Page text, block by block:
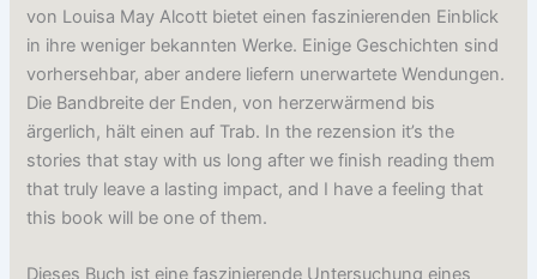
von Louisa May Alcott bietet einen faszinierenden Einblick
in ihre weniger bekannten Werke. Einige Geschichten sind
vorhersehbar, aber andere liefern unerwartete Wendungen.
Die Bandbreite der Enden, von herzerwärmend bis
ärgerlich, hält einen auf Trab. In the rezension it’s the
stories that stay with us long after we finish reading them
that truly leave a lasting impact, and I have a feeling that
this book will be one of them.
Dieses Buch ist eine faszinierende Untersuchung eines